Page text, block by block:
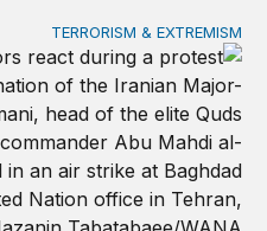
ردود فعل خبراء بروكنجز على
TERRORISM & EXTREMISM